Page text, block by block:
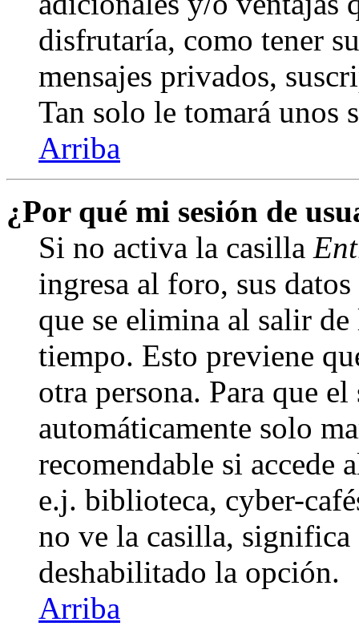
disfrutaría, como tener
mensajes privados,
Tan solo le tomará unos
Arriba
¿Por qué mi sesión de
Si no activa la casilla
ingresa al foro, sus
que se elimina al salir
tiempo. Esto previene
otra persona. Para que
automáticamente solo
recomendable si accede
e.j. biblioteca, cyber-
no ve la casilla,
deshabilitado la opción.
Arriba